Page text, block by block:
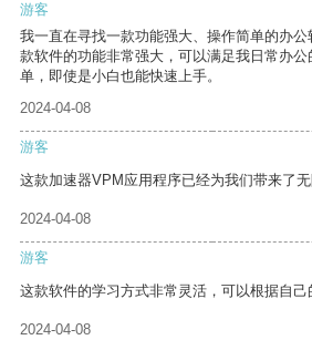
游客
我一直在寻找一款功能强大、操作简单的办
款软件的功能非常强大，可以满足我日常办
单，即使是小白也能快速上手。
2024-04-08
游客
这款加速器VPM应用程序已经为我们带来了无
2024-04-08
游客
这款软件的学习方式非常灵活，可以根据自己
2024-04-08